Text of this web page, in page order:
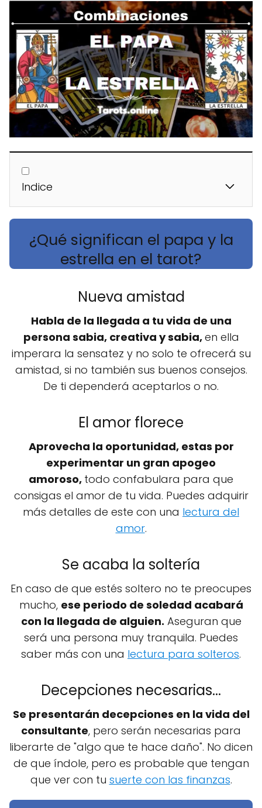
Indice
¿Qué significan el papa y la
estrella en el tarot?
Nueva amistad
Habla de la llegada a tu vida de una
persona sabia, creativa y sabia,en ella
imperara la sensatez y no solo te ofrecerá su
amistad, si no también sus buenos consejos.
De ti dependerá aceptarlos o no.
El amor florece
Aprovecha la oportunidad, estas por
experimentar un gran apogeo
amoroso, todo confabulara para que
consigas el amor de tu vida. Puedes adquirir
más detalles de este con una lectura del
amor.
Se acaba la soltería
En caso de que estés soltero no te preocupes
mucho, ese periodo de soledad acabará
con la llegada de alguien. Aseguran que
será una persona muy tranquila. Puedes
saber más con una lectura para solteros.
Decepciones necesarias...
Se presentarán decepciones en la vida del
consultante, pero serán necesarias para
liberarte de "algo que te hace daño". No dicen
de que índole, pero es probable que tengan
que ver con tu suerte con las finanzas.